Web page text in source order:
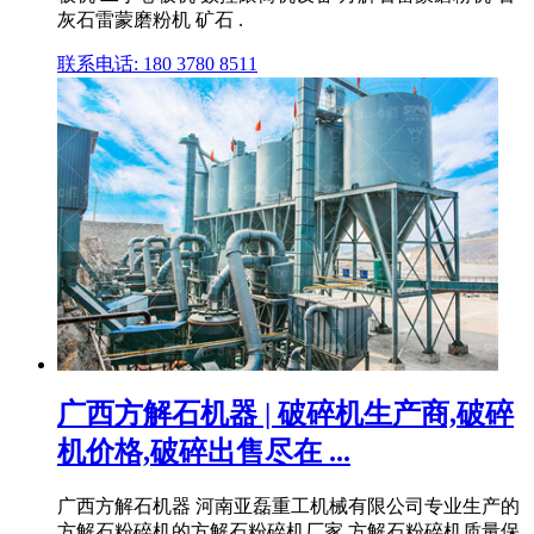
灰石雷蒙磨粉机 矿石 .
联系电话: 180 3780 8511
广西方解石机器 | 破碎机生产商,破碎
机价格,破碎出售尽在 ...
广西方解石机器 河南亚磊重工机械有限公司专业生产的